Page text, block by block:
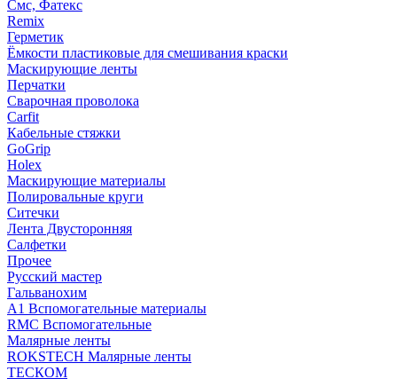
Смс, Фатекс
Remix
Герметик
Ёмкости пластиковые для смешивания краски
Маскирующие ленты
Перчатки
Сварочная проволока
Carfit
Кабельные стяжки
GoGrip
Holex
Маскирующие материалы
Полировальные круги
Ситечки
Лента Двусторонняя
Салфетки
Прочее
Русский мастер
Гальванохим
А1 Вспомогательные материалы
RMC Вспомогательные
Малярные ленты
ROKSTECH Малярные ленты
ТЕСКОМ